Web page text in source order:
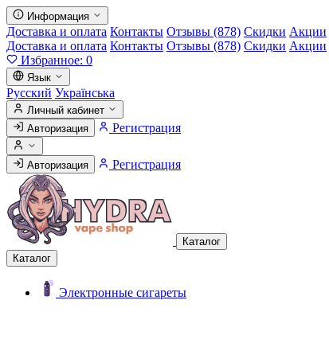
Информация
Доставка и оплата Контакты Отзывы (878) Скидки Акции
Доставка и оплата Контакты Отзывы (878) Скидки Акции
Избранное: 0
Язык
Русский Українська
Личный кабинет
Авторизация
Регистрация
Авторизация Регистрация
Каталог
Каталог
Электронные сигареты